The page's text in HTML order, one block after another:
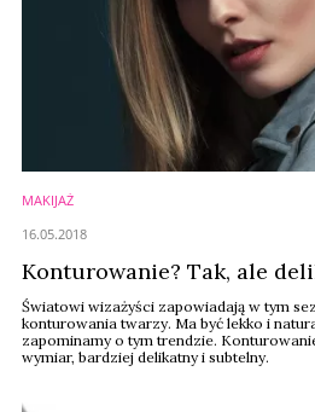
MAKIJAŻ
Konturowanie? Tak, ale
Światowi wizażyści zapowiadają w tym
konturowania twarzy. Ma być lekko i
zapominamy o tym trendzie.
wymiar, bardziej delikatny i subtelny.
16.05.2018